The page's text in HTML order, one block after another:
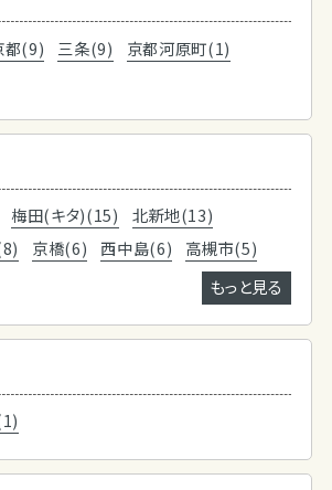
都(9) 三条(9)
京都河原町(1)
梅田(キタ)(15)
北新地(13)
京橋(6) 西中島(6)
高槻市(5)
もっと見る